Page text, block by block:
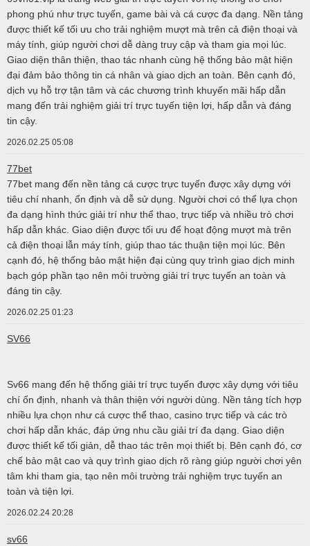
phong phú như trực tuyến, game bài và cá cược đa dạng. Nền tảng
được thiết kế tối ưu cho trải nghiệm mượt mà trên cả điện thoại và
máy tính, giúp người chơi dễ dàng truy cập và tham gia mọi lúc.
Giao diện thân thiện, thao tác nhanh cùng hệ thống bảo mật hiện
đại đảm bảo thông tin cá nhân và giao dịch an toàn. Bên cạnh đó,
dịch vụ hỗ trợ tận tâm và các chương trình khuyến mãi hấp dẫn
mang đến trải nghiệm giải trí trực tuyến tiện lợi, hấp dẫn và đáng
tin cậy.
2026.02.25 05:08
77bet
77bet mang đến nền tảng cá cược trực tuyến được xây dựng với
tiêu chí nhanh, ổn định và dễ sử dụng. Người chơi có thể lựa chọn
đa dạng hình thức giải trí như thể thao, trực tiếp và nhiều trò chơi
hấp dẫn khác. Giao diện được tối ưu để hoạt động mượt mà trên
cả điện thoại lẫn máy tính, giúp thao tác thuận tiện mọi lúc. Bên
cạnh đó, hệ thống bảo mật hiện đại cùng quy trình giao dịch minh
bạch góp phần tạo nên môi trường giải trí trực tuyến an toàn và
đáng tin cậy.
2026.02.25 01:23
SV66
Sv66 mang đến hệ thống giải trí trực tuyến được xây dựng với tiêu
chí ổn định, nhanh và thân thiện với người dùng. Nền tảng tích hợp
nhiều lựa chọn như cá cược thể thao, casino trực tiếp và các trò
chơi hấp dẫn khác, đáp ứng nhu cầu giải trí đa dạng. Giao diện
được thiết kế tối giản, dễ thao tác trên mọi thiết bị. Bên cạnh đó, cơ
chế bảo mật cao và quy trình giao dịch rõ ràng giúp người chơi yên
tâm khi tham gia, tạo nên môi trường trải nghiệm trực tuyến an
toàn và tiện lợi.
2026.02.24 20:28
sv66